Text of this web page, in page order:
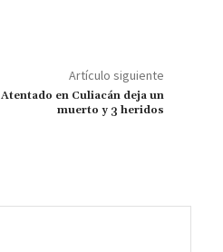
ge
r
m Li
n
k
Artículo siguiente
Atentado en Culiacán deja un
muerto y 3 heridos